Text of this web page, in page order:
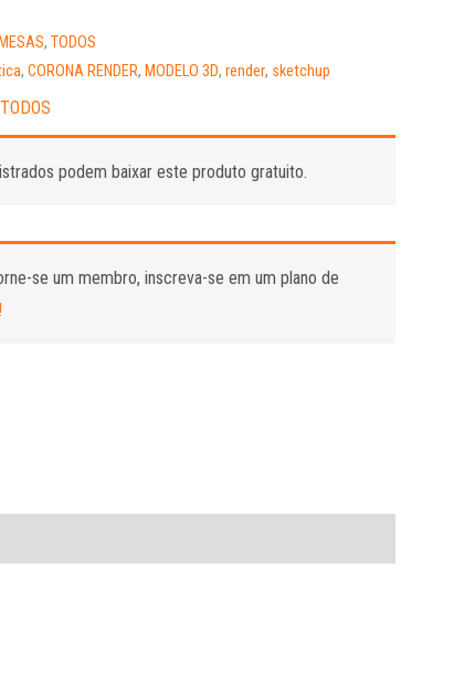
MESAS, TODOS
, CORONA RENDER, MODELO 3D, render, sketchup
TODOS
podem baixar este produto gratuito.
se um membro, inscreva-se em um plano de